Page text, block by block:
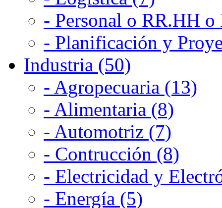
- Personal o RR.HH
- Planificación y
Industria (50)
- Agropecuaria (13)
- Alimentaria (8)
- Automotriz (7)
- Contrucción (8)
- Electricidad y
- Energía (5)